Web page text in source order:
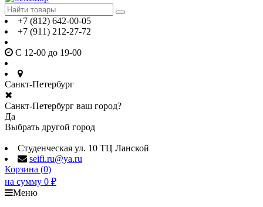
+7 (812) 642-00-05
+7 (911) 212-27-72
С 12-00 до 19-00
Санкт-Петербург
✖
Санкт-Петербург ваш город?
Да
Выбрать другой город
Студенческая ул. 10 ТЦ Ланской
seifi.ru@ya.ru
Корзина (0)
на сумму 0 ₽
Меню